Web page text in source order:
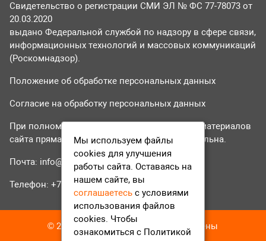
Свидетельство о регистрации СМИ ЭЛ № ФС 77-78073 от
20.03.2020
выдано Федеральной службой по надзору в сфере связи,
информационных технологий и массовых коммуникаций
(Роскомнадзор).
Положение об обработке персональных данных
Согласие на обработку персональных данных
При полном или частичном использовании материалов
сайта прямая гиперссылка на tvr24.tv обязательна.
Почта: info@tvr24.tv
Телефон: +7 (496) 551-04-95
© 2016-2023 ТВР24 Все права защищены
Мы используем файлы
cookies для улучшения
работы сайта. Оставаясь на
нашем сайте, вы
соглашаетесь с условиями
использования файлов
cookies. Чтобы
ознакомиться с Политикой